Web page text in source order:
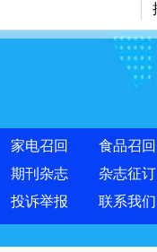
家电召回
食品召回
期刊杂志
杂志征订
投诉举报 联系我们